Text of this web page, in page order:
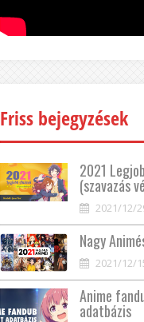
Friss bejegyzések
2021
(szavazás
2021/12/
Nagy
2021/12/
Anime
adatbázis